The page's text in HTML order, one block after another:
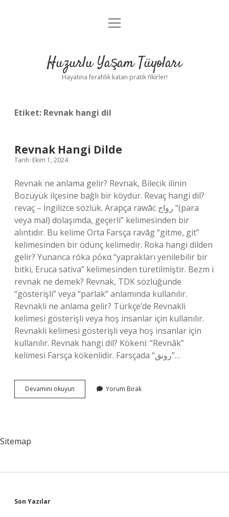
Anasayfa
Yasal Uyarı
menüyü
Huzurlu Yaşam Tüyoları
Hayatına ferahlık katan pratik fikirler!
Etiket: Revnak hangi dil
Revnak Hangi Dilde
Tarih: Ekim 1, 2024
Revnak ne anlama gelir? Revnak, Bilecik ilinin
Bozüyük ilçesine bağlı bir köydür. Revaç hangi dil?
revaç – İngilizce sözlük. Arapça rawāc رواج “(para
veya mal) dolaşımda, geçerli” kelimesinden bir
alıntıdır. Bu kelime Orta Farsça ravāg “gitme, git”
kelimesinden bir ödünç kelimedir. Roka hangi dilden
gelir? Yunanca róka ρόκα “yaprakları yenilebilir bir
bitki, Eruca sativa” kelimesinden türetilmiştir. Bezm i
revnak ne demek? Revnak, TDK sözlüğünde
“gösterişli” veya “parlak” anlamında kullanılır.
Revnakli ne anlama gelir? Türkçe’de Revnakli
kelimesi gösterişli veya hoş insanlar için kullanılır.
Revnakli kelimesi gösterişli veya hoş insanlar için
kullanılır. Revnak hangi dil? Kökeni: “Revnâk”
kelimesi Farsça kökenlidir. Farsçada “رونق”…
Devamını okuyun
Hangi
Yorum Bırak
Sitemap
Sidebar
Son Yazılar